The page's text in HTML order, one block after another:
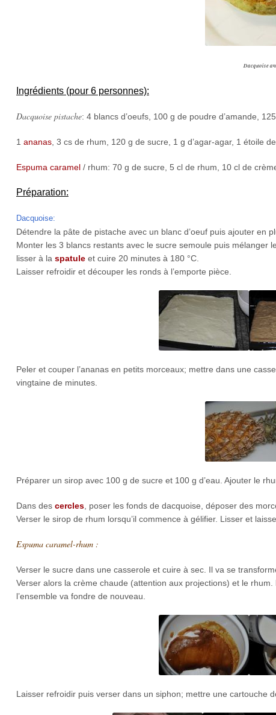
Dacquoise
Ingrédients (pour 6 personnes):
Dacquoise pistache: 4 blancs d’oeufs, 100 g de poudre d’amande,
1 ananas, 3 cs de rhum, 120 g de sucre, 1 g d’agar-agar, 1 étoile
Espuma caramel/ rhum: 70 g de sucre, 5 cl de rhum, 10 cl de
Préparation:
Dacquoise:
Détendre la pâte de pistache avec un blanc d’oeuf puis ajouter en
Monter les 3 blancs restants avec le sucre semoule puis mélanger
lisser à la spatuleet cuire 20 minutes à 180 °C.
Laisser refroidir et découper les ronds à l’emporte pièce.
Peler et couper l’ananas en petits morceaux; mettre dans une
vingtaine de minutes.
Préparer un sirop avec 100 g de sucre et 100 g d’eau. Ajouter le
Dans des cercles, poser les fonds de dacquoise, déposer des
Verser le sirop de rhum lorsqu’il commence à gélifier. Lisser et
Espuma caramel-rhum :
Verser le sucre dans une casserole et cuire à sec. Il va se
Verser alors la crème chaude (attention aux projections) et le
l’ensemble va fondre de nouveau.
Laisser refroidir puis verser dans un siphon; mettre une cartouche